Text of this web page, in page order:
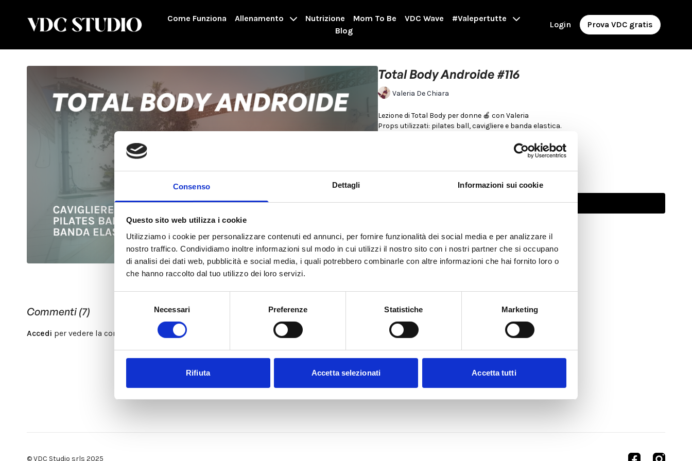
Consenso Dettagli Informazioni sui cookie
Questo sito web utilizza i cookie
Utilizziamo i cookie per personalizzare contenuti ed annunci, per fornire funzionalità dei social media e per analizzare il
nostro traffico. Condividiamo inoltre informazioni sul modo in cui utilizzi il nostro sito con i nostri partner che si occupano
di analisi dei dati web, pubblicità e social media, i quali potrebbero combinarle con altre informazioni che hai fornito loro o
che hanno raccolto dal tuo utilizzo dei loro servizi.
Necessari Preferenze Statistiche Marketing
Rifiuta Accetta selezionati Accetta tutti
Come Funziona Allenamento Nutrizione Mom To Be VDC Wave
#Valepertutte
Blog
Login Prova VDC gratis
Total Body Androide #116
Valeria De Chiara
Lezione di Total Body per donne 🍎 con Valeria
Props utilizzati: pilates ball, cavigliere e banda elastica.
VAI AL RISCALDAMENTO ARTICOLARE
Abbonati per guardare
Commenti (7)
Accedi per vedere la conversazione
© VDC Studio srls 2025